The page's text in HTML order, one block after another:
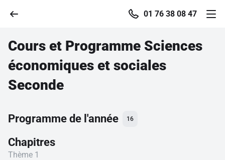
01 76 38 08 47
Accueil
Recherche
Cours et Programme Sciences
économiques et sociales
Seconde
Programme de l'année 16
Chapitres
Thème 1